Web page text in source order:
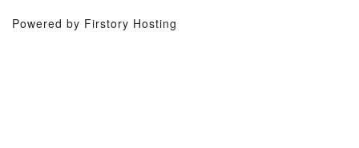
Powered by Firstory Hosting